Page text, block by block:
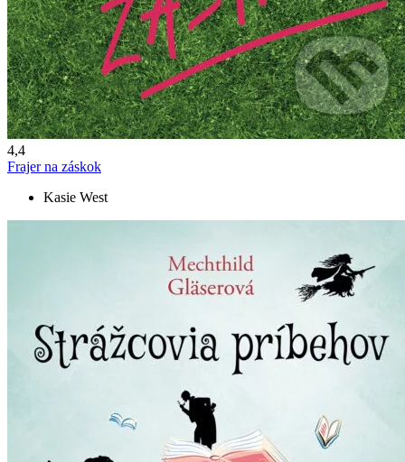
4,4
Frajer na záskok
Kasie West